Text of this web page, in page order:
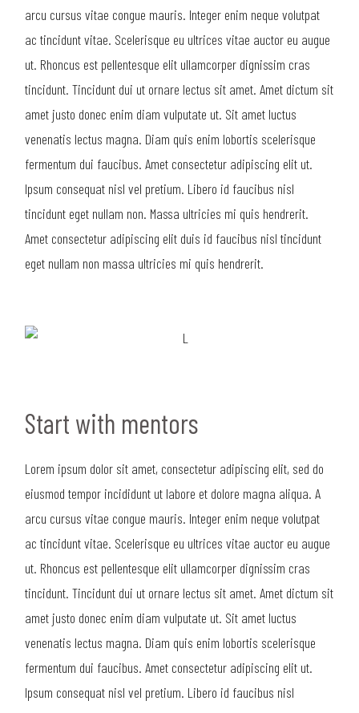
arcu cursus vitae congue mauris. Integer enim neque volutpat
ac tincidunt vitae. Scelerisque eu ultrices vitae auctor eu augue
ut. Rhoncus est pellentesque elit ullamcorper dignissim cras
tincidunt. Tincidunt dui ut ornare lectus sit amet. Amet dictum sit
amet justo donec enim diam vulputate ut. Sit amet luctus
venenatis lectus magna. Diam quis enim lobortis scelerisque
fermentum dui faucibus. Amet consectetur adipiscing elit ut.
Ipsum consequat nisl vel pretium. Libero id faucibus nisl
tincidunt eget nullam non. Massa ultricies mi quis hendrerit.
Amet consectetur adipiscing elit duis id faucibus nisl tincidunt
eget nullam non massa ultricies mi quis hendrerit.
Start with mentors
Lorem ipsum dolor sit amet, consectetur adipiscing elit, sed do
eiusmod tempor incididunt ut labore et dolore magna aliqua. A
arcu cursus vitae congue mauris. Integer enim neque volutpat
ac tincidunt vitae. Scelerisque eu ultrices vitae auctor eu augue
ut. Rhoncus est pellentesque elit ullamcorper dignissim cras
tincidunt. Tincidunt dui ut ornare lectus sit amet. Amet dictum sit
amet justo donec enim diam vulputate ut. Sit amet luctus
venenatis lectus magna. Diam quis enim lobortis scelerisque
fermentum dui faucibus. Amet consectetur adipiscing elit ut.
Ipsum consequat nisl vel pretium. Libero id faucibus nisl